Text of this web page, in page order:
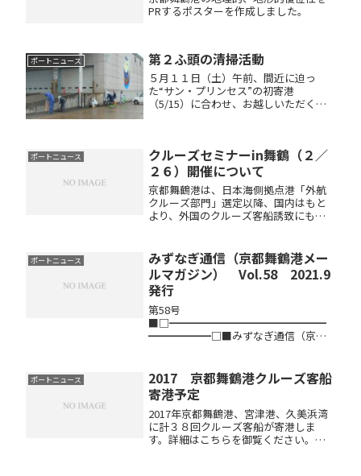
PRするポスターを作成しました。
ポートニュース 第２ふ頭の清掃活動
５月１１日（土）午前、間近に迫っ
た“サン・プリンセス”の初寄港
（5/15）に合わせ、お越しいただく乗
を得て、第２ふ頭の清掃活動を行いま
した...
ポートニュース
クルーズセミナーin舞鶴（２／
２６）開催について
京都舞鶴港は、日本海側拠点港「外航
クルーズ部門」選定以降、国内はもと
より、外国のクルーズ客船誘致にも力
客船「サン・プリンセス」（総㌧数７
万７千トン）の初寄港を含め年間７...
ポートニュース
みずなぎ通信（京都舞鶴港メー
ルマガジン） Vol.58 2021.9
発行
第58号
■□━━━━━━━━━━━━━━━
━━━━━━□■みずなぎ通信（京都
━━━━━━■□＝≪目 次≫＝＝
＝＝＝＝＝＝＝＝＝＝＝＝＝＝＝＝＝
＝＝＝＝＝＝＝＝＝＝＝＝ ...
ポートニュース
2017 京都舞鶴港クルーズ客船
寄港予定
2017年京都舞鶴港、宮津港、久美浜湾
に計３８回クルーズ客船が寄港しま
す。詳細はこちらを御覧ください。